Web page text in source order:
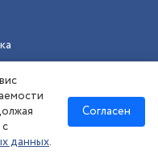
хранение
данных.
Согласен